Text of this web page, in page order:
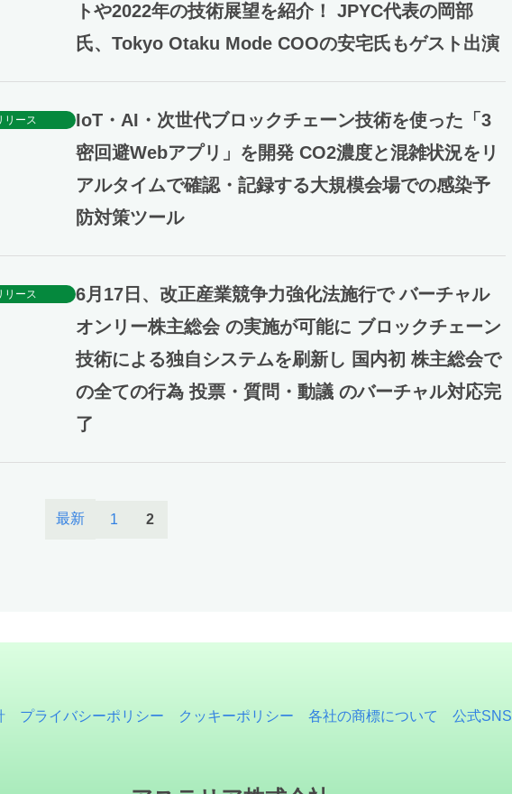
トや2022年の技術展望を紹介！ JPYC代表の岡部
氏、Tokyo Otaku Mode COOの安宅氏もゲスト出演
リース
IoT・AI・次世代ブロックチェーン技術を使った「3
密回避Webアプリ」を開発 CO2濃度と混雑状況をリ
アルタイムで確認・記録する大規模会場での感染予
防対策ツール
リース
6月17日、改正産業競争力強化法施行で バーチャル
オンリー株主総会 の実施が可能に ブロックチェーン
技術による独自システムを刷新し 国内初 株主総会で
の全ての行為 投票・質問・動議 のバーチャル対応完
了
最新 1 2
プライバシーポリシー クッキーポリシー 各社の商標について 公式SNS